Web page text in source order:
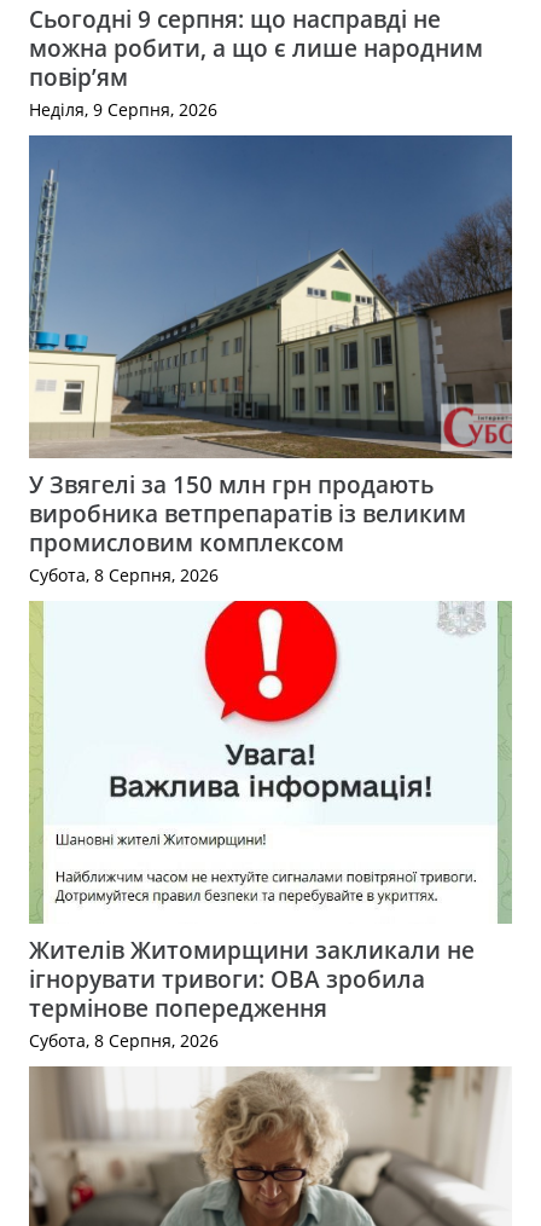
Сьогодні 9 серпня: що насправді не
можна робити, а що є лише народним
повір’ям
Неділя, 9 Серпня, 2026
У Звягелі за 150 млн грн продають
виробника ветпрепаратів із великим
промисловим комплексом
Субота, 8 Серпня, 2026
Жителів Житомирщини закликали не
ігнорувати тривоги: ОВА зробила
термінове попередження
Субота, 8 Серпня, 2026